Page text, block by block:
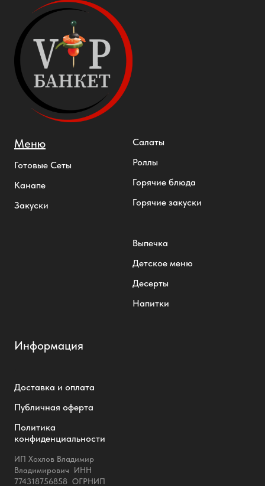
Меню
Готовые Сеты
Канапе
Закуски
Салаты
Роллы
Горячие блюда
Горячие закуски
Выпечка
Детское меню
Десерты
Напитки
Информация
Доставка и оплата
Публичная оферта
Политика
конфиденциальности
ИП Хохлов Владимир
Владимирович ИНН
774318756858 ОГРНИП